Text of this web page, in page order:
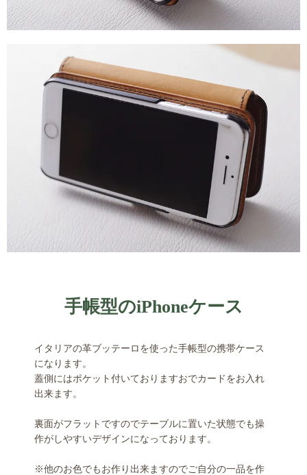
手帳型のiPhoneケース
イタリアの革ブッテーロを使った手帳型の携帯ケース
になります。
蓋側にはポケット付いておりますおでカードをお入れ
出来ます。
裏面がフラットですのでテーブルに置いた状態でも操
作がしやすいデザインになっております。
※他のお色でもお作り出来ますのでご自分の一品を作